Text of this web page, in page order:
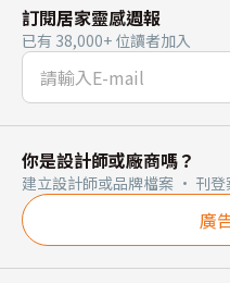
訂閱居家靈感週報
已有 38,000+ 位讀者加入
你是設計師或廠商嗎？
建立設計師或品牌檔案 · 刊
廣